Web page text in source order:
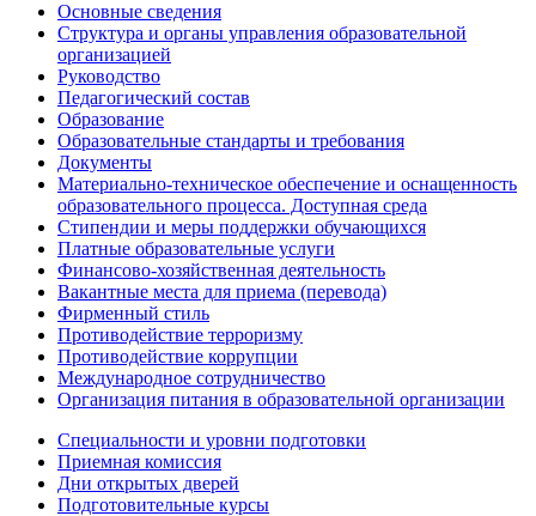
Основные сведения
Структура и органы управления образовательной
организацией
Руководство
Педагогический состав
Образование
Образовательные стандарты и требования
Документы
Материально-техническое обеспечение и оснащенность
образовательного процесса. Доступная среда
Стипендии и меры поддержки обучающихся
Платные образовательные услуги
Финансово-хозяйственная деятельность
Вакантные места для приема (перевода)
Фирменный стиль
Противодействие терроризму
Противодействие коррупции
Международное сотрудничество
Организация питания в образовательной организации
Специальности и уровни подготовки
Приемная комиссия
Дни открытых дверей
Подготовительные курсы